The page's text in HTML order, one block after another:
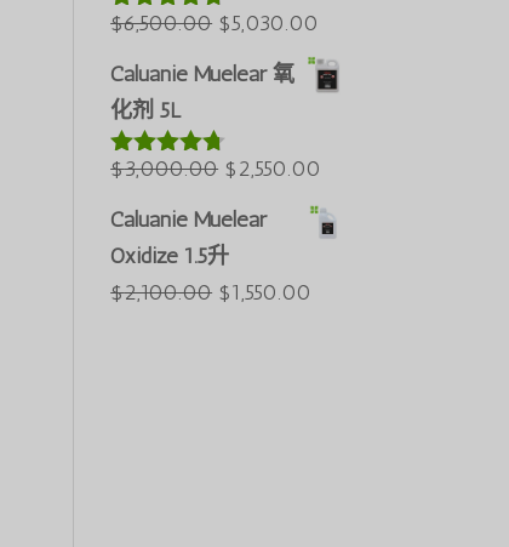
为：
$25,000.00。
评分4.60
$6,500.00 原
价
$6,500.00。
$5,030.00
前
价
为：
$5,030.00。
Caluanie Muelear 氧
化剂 5L
评分4.64
$3,000.00 原
价
为：
$2,550.00
前
价
Caluanie Muelear
Oxidize 1.5升
$2,100.00 原
$1,550.00